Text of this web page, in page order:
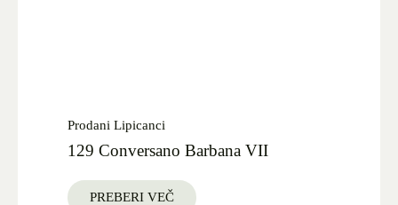
Prodani Lipicanci
129 Conversano Barbana VII
PREBERI VEČ